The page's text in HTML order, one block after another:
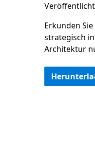
Erkunden
strategisch
Architektur